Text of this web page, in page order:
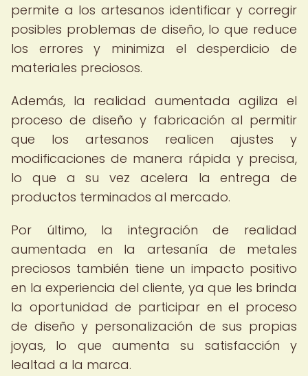
permite a los artesanos identificar y corregir
posibles problemas de diseño, lo que reduce
los errores y minimiza el desperdicio de
materiales preciosos.
Además, la realidad aumentada agiliza el
proceso de diseño y fabricación al permitir
que los artesanos realicen ajustes y
modificaciones de manera rápida y precisa,
lo que a su vez acelera la entrega de
productos terminados al mercado.
Por último, la integración de realidad
aumentada en la artesanía de metales
preciosos también tiene un impacto positivo
en la experiencia del cliente, ya que les brinda
la oportunidad de participar en el proceso
de diseño y personalización de sus propias
joyas, lo que aumenta su satisfacción y
lealtad a la marca.